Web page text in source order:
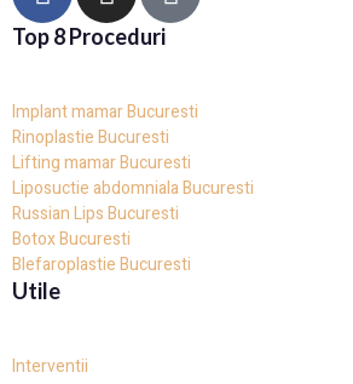
Top 8 Proceduri
Implant mamar Bucuresti
Rinoplastie Bucuresti
Lifting mamar Bucuresti
Liposuctie abdomniala Bucuresti
Russian Lips Bucuresti
Botox Bucuresti
Blefaroplastie Bucuresti
Utile
Interventii